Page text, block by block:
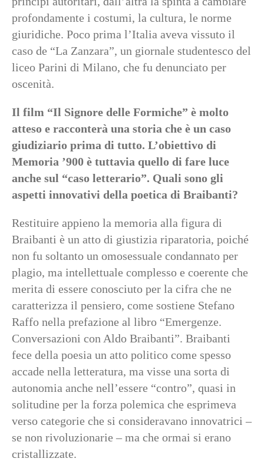
profondamente i costumi, la cultura, le norme
giuridiche. Poco prima l’Italia aveva vissuto il
caso de “La Zanzara”, un giornale studentesco del
liceo Parini di Milano, che fu denunciato per
oscenità.
Il film “Il Signore delle Formiche” è molto
atteso e racconterà una storia che è un caso
giudiziario prima di tutto. L’obiettivo di
Memoria ’900 è tuttavia quello di fare luce
anche sul “caso letterario”. Quali sono gli
aspetti innovativi della poetica di Braibanti?
Restituire appieno la memoria alla figura di
Braibanti è un atto di giustizia riparatoria, poiché
non fu soltanto un omosessuale condannato per
plagio, ma intellettuale complesso e coerente che
merita di essere conosciuto per la cifra che ne
caratterizza il pensiero, come sostiene Stefano
Raffo nella prefazione al libro “Emergenze.
Conversazioni con Aldo Braibanti”. Braibanti
fece della poesia un atto politico come spesso
accade nella letteratura, ma visse una sorta di
autonomia anche nell’essere “contro”, quasi in
solitudine per la forza polemica che esprimeva
verso categorie che si consideravano innovatrici –
se non rivoluzionarie – ma che ormai si erano
cristallizzate.